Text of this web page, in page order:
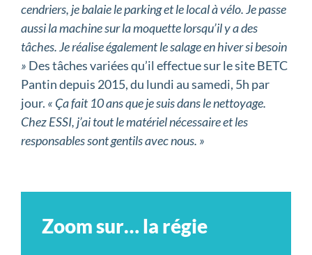
cendriers, je balaie le parking et le local à vélo. Je passe
aussi la machine sur la moquette lorsqu’il y a des
tâches. Je réalise également le salage en hiver si besoin
» Des tâches variées qu’il effectue sur le site BETC
Pantin depuis 2015, du lundi au samedi, 5h par
jour. « Ça fait 10 ans que je suis dans le nettoyage.
Chez ESSI, j’ai tout le matériel nécessaire et les
responsables sont gentils avec nous. »
Zoom sur… la régie